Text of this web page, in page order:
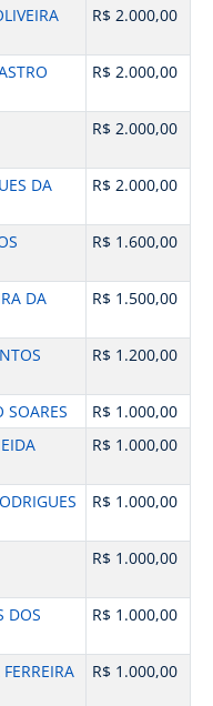
R$ 2.000,00
R$ 2.000,00
R$ 2.000,00
DA
R$ 2.000,00
R$ 1.600,00
DA
R$ 1.500,00
R$ 1.200,00
R$ 1.000,00
R$ 1.000,00
R$ 1.000,00
R$ 1.000,00
DOS
R$ 1.000,00
R$ 1.000,00